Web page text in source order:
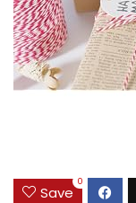
Save
0